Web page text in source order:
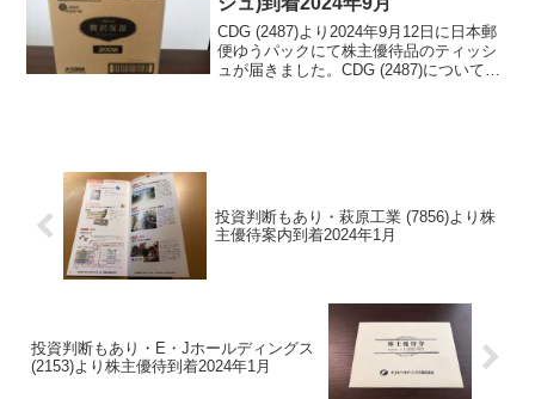
CDG (2487)より2024年9月12日に日本郵
便ゆうパックにて株主優待品のティッシ
ュが届きました。CDG (2487)について
投資判断もあり・萩原工業 (7856)より株
主優待案内到着2024年1月
投資判断もあり・E・Jホールディングス
(2153)より株主優待到着2024年1月